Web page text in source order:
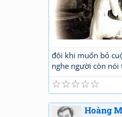
đôi khi muốn bỏ
nghe người còn
☆
☆
☆
☆
☆
Hoàng